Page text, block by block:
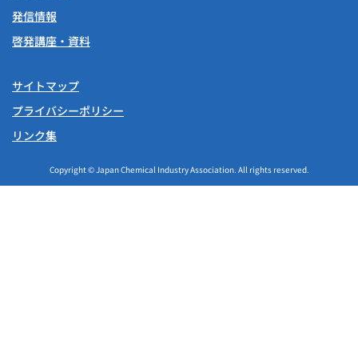
発信情報
啓発講座・資料
サイトマップ
プライバシーポリシー
リンク集
Copyright © Japan Chemical Industry Association. All rights reserved.